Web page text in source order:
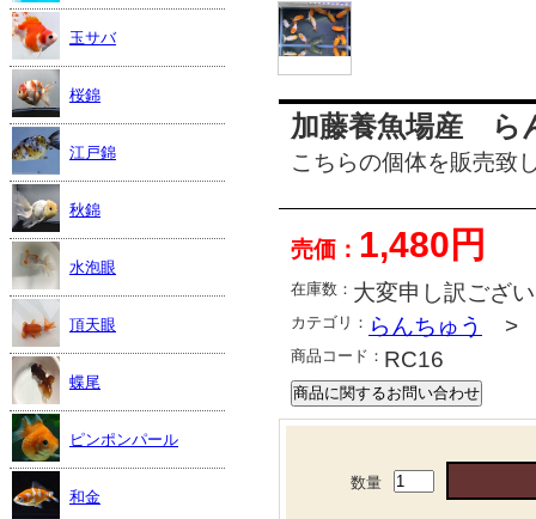
加藤養魚場産 ら
こちらの個体を販売致
売価： 1,480円
在庫数： 大変申し訳ござ
カテゴリ： らんちゅう
商品コード： RC16
数量
玉サバ
桜錦
江戸錦
秋錦
水泡眼
頂天眼
蝶尾
ピンポンパール
和金